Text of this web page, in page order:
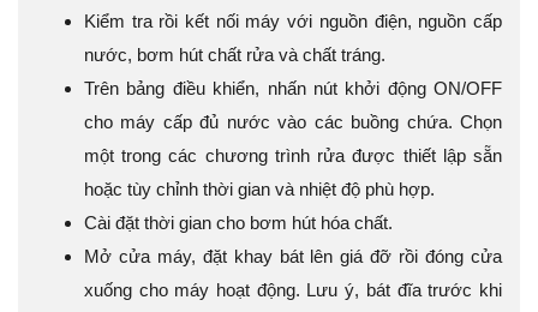
Kiểm tra rồi kết nối máy với nguồn điện, nguồn cấp
nước, bơm hút chất rửa và chất tráng.
Trên bảng điều khiển, nhấn nút khởi động ON/OFF
cho máy cấp đủ nước vào các buồng chứa. Chọn
một trong các chương trình rửa được thiết lập sẵn
hoặc tùy chỉnh thời gian và nhiệt độ phù hợp.
Cài đặt thời gian cho bơm hút hóa chất.
Mở cửa máy, đặt khay bát lên giá đỡ rồi đóng cửa
xuống cho máy hoạt động. Lưu ý, bát đĩa trước khi